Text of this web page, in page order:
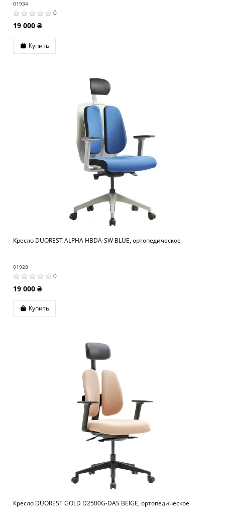
01934
0
19 000 ₴
Купить
Кресло DUOREST ALPHA HBDA-SW BLUE, ортопедическое
01928
0
19 000 ₴
Купить
Кресло DUOREST GOLD D2500G-DAS BEIGE, ортопедическое